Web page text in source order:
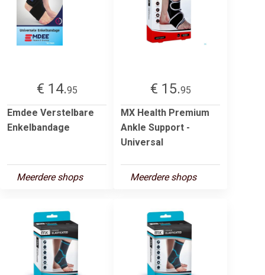
€ 14.95
Emdee Verstelbare
Enkelbandage
Meerdere shops
€ 15.95
MX Health Premium
Ankle Support -
Universal
Meerdere shops